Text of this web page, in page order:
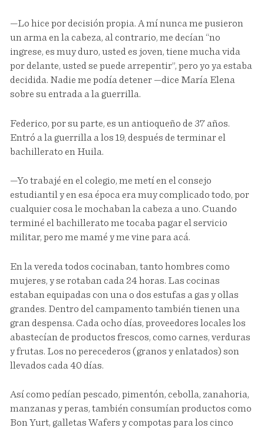
—Lo hice por decisión propia. A mí nunca me pusieron
un arma en la cabeza, al contrario, me decían “no
ingrese, es muy duro, usted es joven, tiene mucha vida
por delante, usted se puede arrepentir”, pero yo ya estaba
decidida. Nadie me podía detener —dice María Elena
sobre su entrada a la guerrilla.
Federico, por su parte, es un antioqueño de 37 años.
Entró a la guerrilla a los 19, después de terminar el
bachillerato en Huila.
—Yo trabajé en el colegio, me metí en el consejo
estudiantil y en esa época era muy complicado todo, por
cualquier cosa le mochaban la cabeza a uno. Cuando
terminé el bachillerato me tocaba pagar el servicio
militar, pero me mamé y me vine para acá.
En la vereda todos cocinaban, tanto hombres como
mujeres, y se rotaban cada 24 horas. Las cocinas
estaban equipadas con una o dos estufas a gas y ollas
grandes. Dentro del campamento también tienen una
gran despensa. Cada ocho días, proveedores locales los
abastecían de productos frescos, como carnes, verduras
y frutas. Los no perecederos (granos y enlatados) son
llevados cada 40 días.
Así como pedían pescado, pimentón, cebolla, zanahoria,
manzanas y peras, también consumían productos como
Bon Yurt, galletas Wafers y compotas para los cinco